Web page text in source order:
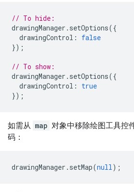
// To hide:
drawingManager . setOptions({
drawingControl :
false
});
// To show:
drawingManager . setOptions({
drawingControl :
true
});
如需从 map 对象中移除绘图工具控
码：
drawingManager . setMap(null);